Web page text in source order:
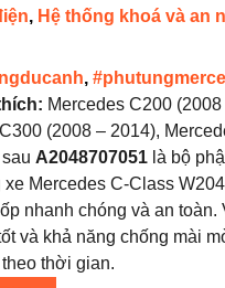
, Hệ thống khoá và an
,
Mercedes C200
(2008 – 2014),
A2048707051 là bộ
Mercedes C-Class
nhanh chóng và an
và khả năng chống mài
thời gian.